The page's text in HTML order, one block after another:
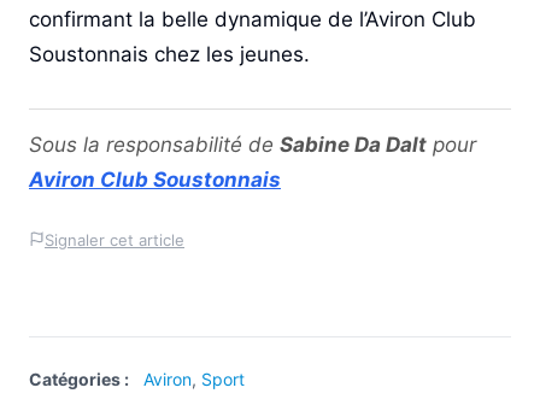
confirmant la belle dynamique de l’Aviron Club
Soustonnais chez les jeunes.
Sous la responsabilité de Sabine Da Dalt pour
Aviron Club Soustonnais
Signaler cet article
Catégories : Aviron, Sport